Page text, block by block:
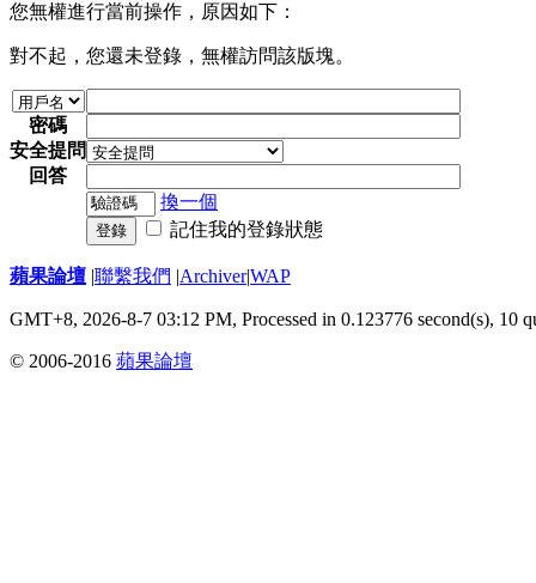
您無權進行當前操作，原因如下：
對不起，您還未登錄，無權訪問該版塊。
密碼
安全提問
回答
換一個
登錄 記住我的登錄狀態
蘋果論壇 |聯繫我們 |Archiver|WAP
GMT+8, 2026-8-7 03:12 PM, Processed in 0.123776 second(s), 10
© 2006-2016 蘋果論壇